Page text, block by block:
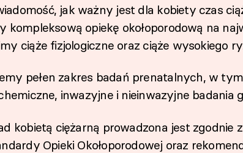
jak ważny jest dla kobiety czas
kompleksową opiekę okołoporodową na
ciąże fizjologiczne oraz ciąże wysokiego
pełen zakres badań prenatalnych, w
inwazyjne i nieinwazyjne badania
kobietą ciężarną prowadzona jest
Opieki Okołoporodowej oraz